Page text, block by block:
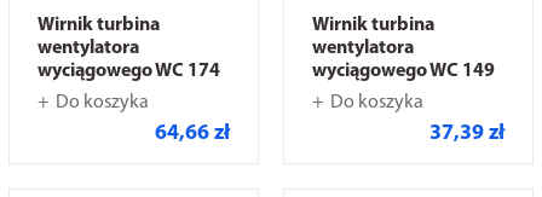
Wirnik turbina
wentylatora
wyciągowego WC 174
Do koszyka
64,66 zł
Wirnik turbina
wentylatora
wyciągowego WC 149
Do koszyka
37,39 zł